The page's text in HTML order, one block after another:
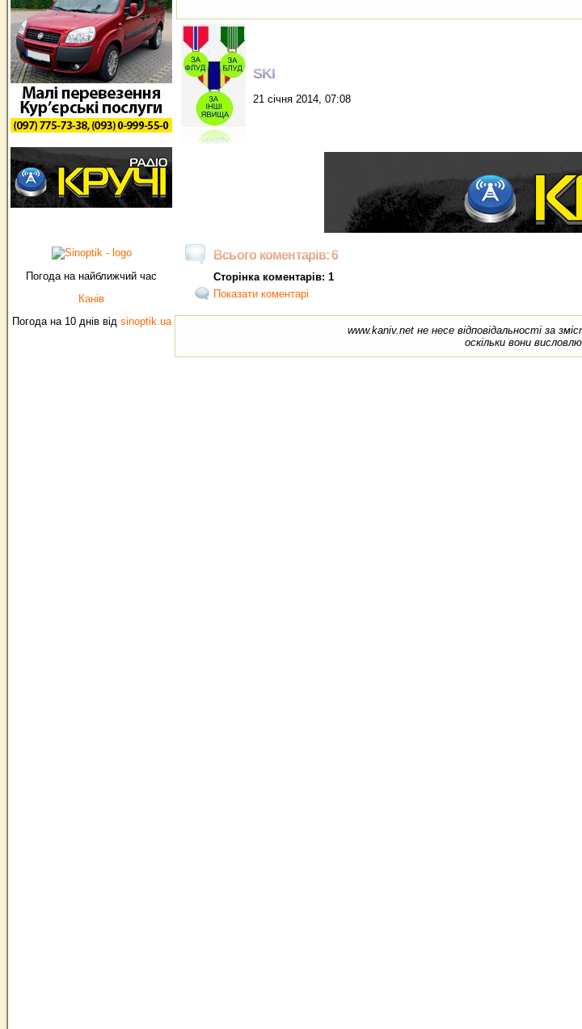
Погода на найближчий час
Канів
Погода на 10 днів від sinoptik.ua
SKI
21 січня 2014, 07:08
Всього коментарів: 6
Сторінка коментарів: 1
Показати коментарі
www.kaniv.net не несе відповідальності за
оскільки вони